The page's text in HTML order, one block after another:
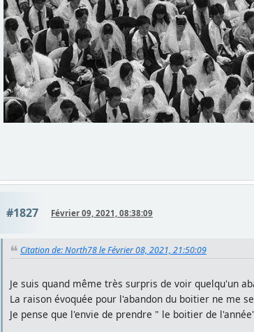
#1827 Février 09, 2021, 08:38:09
Citation de: North78 le Février 08, 2021, 21:50:09
Je suis quand même très surpris de voir quelqu'un
La raison évoquée pour l'abandon du boitier ne me
Je pense que l'envie de prendre " le boitier de